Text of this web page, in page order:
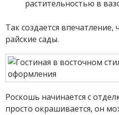
растительностью в
Так создается
райские сады.
Роскошь начинается с
просто окрашивается, он